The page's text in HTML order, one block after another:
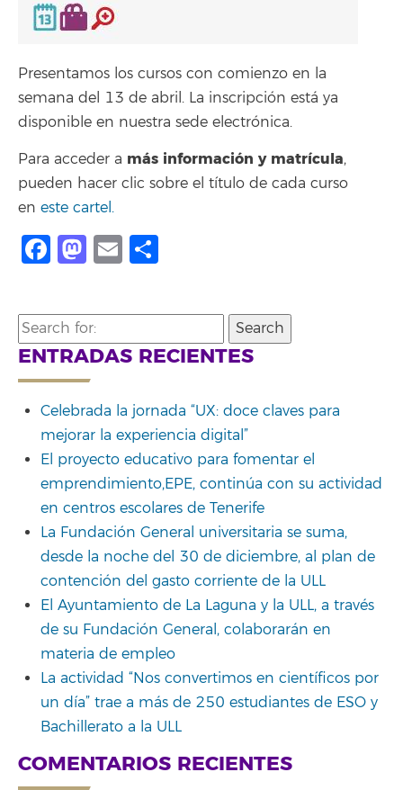
Presentamos los cursos con comienzo en la
semana del 13 de abril. La inscripción está ya
disponible en nuestra sede electrónica.
Para acceder a más información y matrícula,
pueden hacer clic sobre el título de cada curso
en este cartel.
Facebook
Mastodon
Email
Search
for:
ENTRADAS RECIENTES
Celebrada la jornada “UX: doce claves para
mejorar la experiencia digital”
El proyecto educativo para fomentar el
emprendimiento,EPE, continúa con su actividad
en centros escolares de Tenerife
La Fundación General universitaria se suma,
desde la noche del 30 de diciembre, al plan de
contención del gasto corriente de la ULL
El Ayuntamiento de La Laguna y la ULL, a través
de su Fundación General, colaborarán en
materia de empleo
La actividad “Nos convertimos en científicos por
un día” trae a más de 250 estudiantes de ESO y
Bachillerato a la ULL
COMENTARIOS RECIENTES